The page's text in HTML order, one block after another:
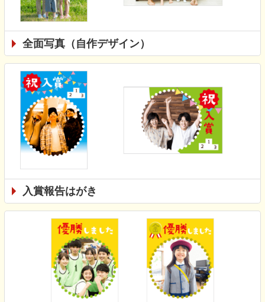
全面写真（自作デザイン）
入賞報告はがき